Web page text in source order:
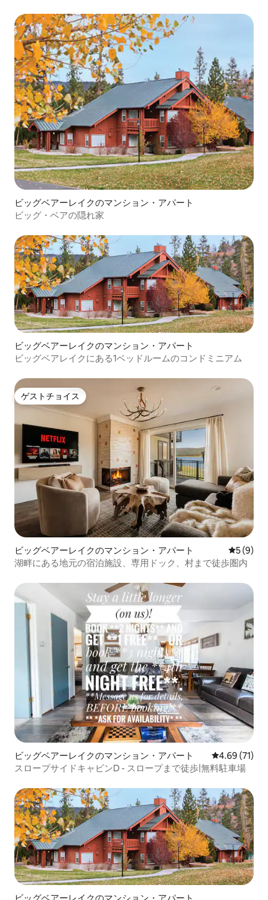
ビッグベアーレイクのマンション・アパート
ビッグ・ベアの隠れ家
ビッグベアーレイクのマンション・アパート
ビッグベアレイクにある1ベッドルームのコンドミニアム
ゲストチョイス
ゲストチョイス
ビッグベアーレイクのマンション・アパート レビュー
5 (9)
湖畔にある地元の宿泊施設、専用ドック、村まで徒歩圏内
ビッグベアーレイクのマンション・アパート レビュー71
4.69 (71)
スロープサイドキャビンD - スロープまで徒歩|無料駐車場